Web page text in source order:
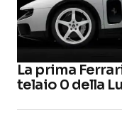
La prima
telaio 0 della